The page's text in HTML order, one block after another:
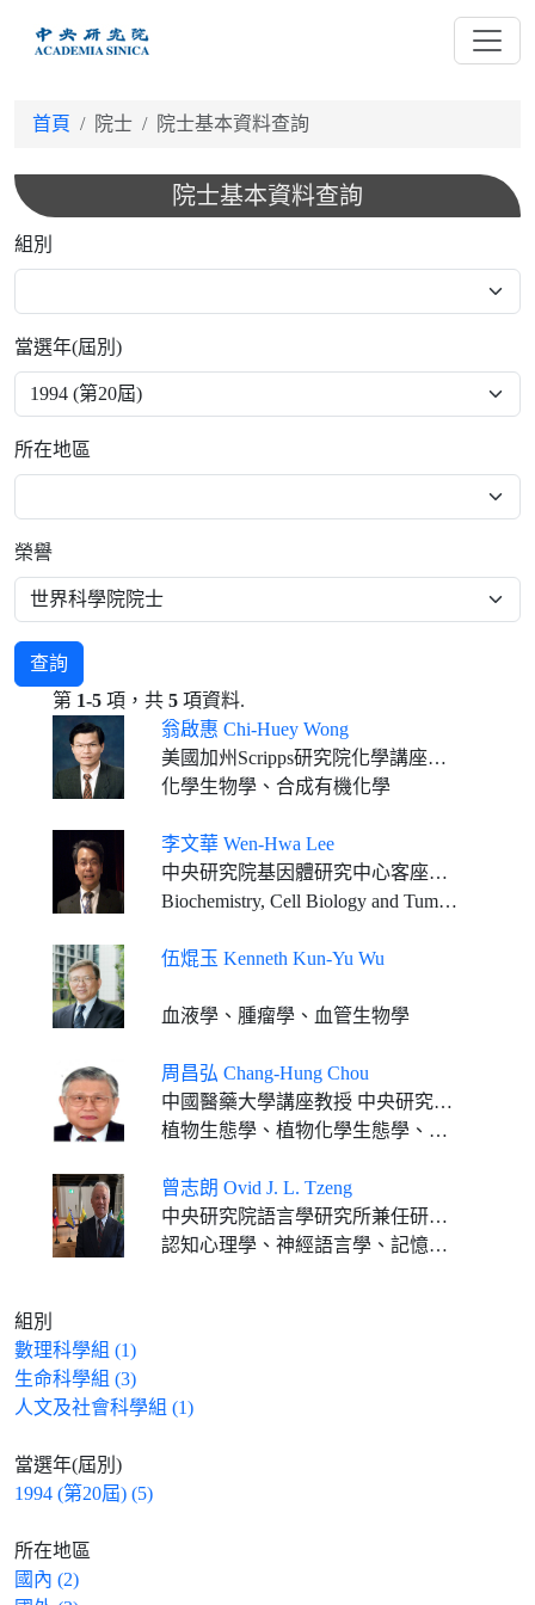
首頁 院士 院士基本資料查詢
院士基本資料查詢
組別
當選年(屆別)
所在地區
榮譽
查詢
第 1-5 項，共 5 項資料.
翁啟惠 Chi-Huey Wong
美國加州Scripps研究院化學講座教授 中央研究院基因體中心合聘特聘研究員
化學生物學、合成有機化學
李文華 Wen-Hwa Lee
中央研究院基因體研究中心客座講座
Biochemistry, Cell Biology and Tumor Biology
伍焜玉 Kenneth Kun-Yu Wu
血液學、腫瘤學、血管生物學
周昌弘 Chang-Hung Chou
中國醫藥大學講座教授 中央研究院通信研究員 臺灣大學特聘講座 中山大學講座教授 中興大學講座教授 成功大學客座特聘講座 屏東科技大學終身講座教授
植物生態學、植物化學生態學、分子生態學
曾志朗 Ovid J. L. Tzeng
中央研究院語言學研究所兼任研究員
認知心理學、神經語言學、記憶、閱讀歷程及注意
組別
數理科學組 (1)
生命科學組 (3)
人文及社會科學組 (1)
當選年(屆別)
1994 (第20屆) (5)
所在地區
國內 (2)